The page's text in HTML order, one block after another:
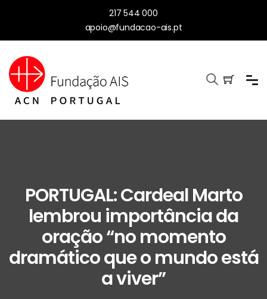
217 544 000
apoio@fundacao-ais.pt
PORTUGAL: Cardeal Marto
lembrou importância da
oração “no momento
dramático que o mundo está
a viver”